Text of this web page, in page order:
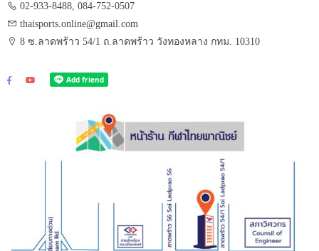
02-933-8488, 084-752-0507
thaisports.online@gmail.com
8 ซ.ลาดพร้าว 54/1 ถ.ลาดพร้าว วังทองหลาง กทม. 10310